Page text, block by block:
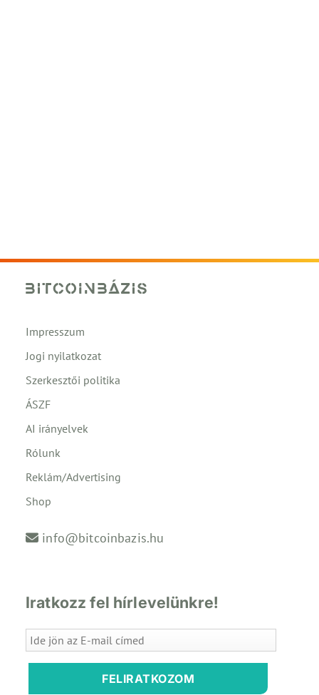
Impresszum
Jogi nyilatkozat
Szerkesztői politika
ÁSZF
AI irányelvek
Rólunk
Reklám/Advertising
Shop
info@bitcoinbazis.hu
Iratkozz fel hírlevelünkre!
FELIRATKOZOM